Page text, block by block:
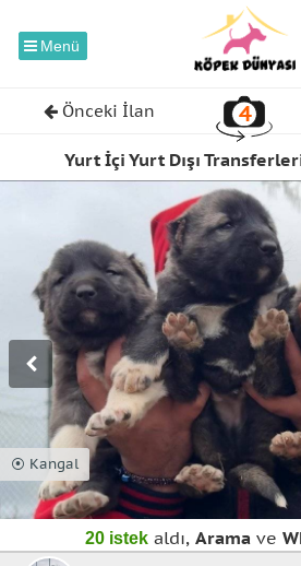
Menü
Önceki İlan 4
Yurt İçi Yurt Dışı
⦿ Kangal
20 istek aldı, Arama ve